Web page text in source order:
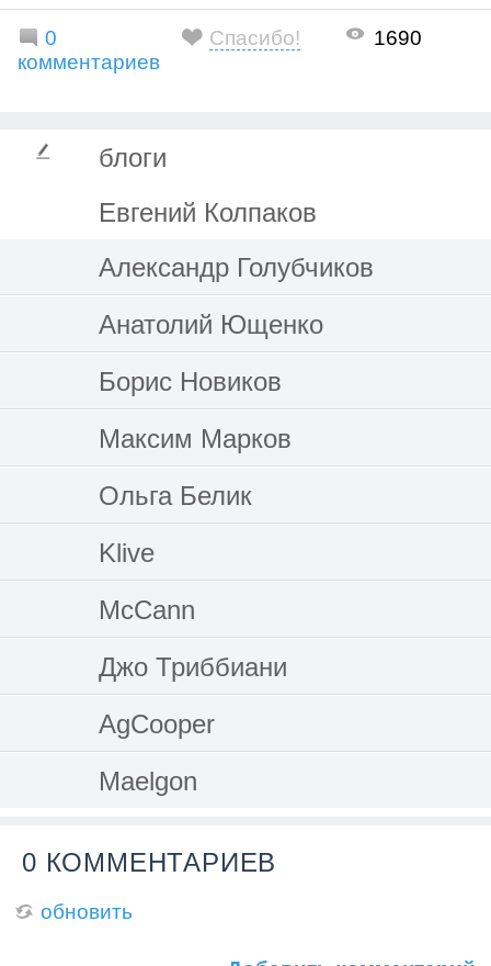
0
комментариев
Спасибо! 1690
блоги
Евгений Колпаков
Александр Голубчиков
Анатолий Ющенко
Борис Новиков
Максим Марков
Ольга Белик
Klive
McCann
Джо Триббиани
AgCooper
Maelgon
0 КОММЕНТАРИЕВ
обновить